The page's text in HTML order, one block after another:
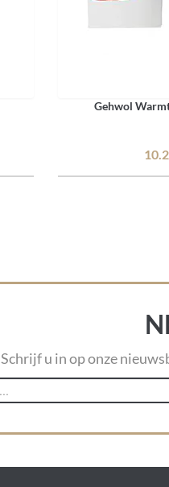
Gehwol
Schrijf u in op onze